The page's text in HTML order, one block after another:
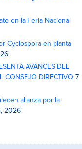
en la Feria Nacional
Cyclospora en planta
AVANCES DEL
CONSEJO DIRECTIVO 7
alianza por la
2026